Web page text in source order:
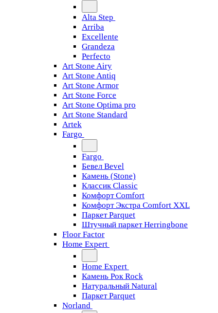
Alta Step
Arriba
Excellente
Grandeza
Perfecto
Art Stone Airy
Art Stone Antiq
Art Stone Armor
Art Stone Force
Art Stone Optima pro
Art Stone Standard
Artek
Fargo
Fargo
Бевел Bevel
Камень (Stone)
Классик Classic
Комфорт Comfort
Комфорт Экстра Comfort XXL
Паркет Parquet
Штучный паркет Herringbone
Floor Factor
Home Expert
Home Expert
Камень Рок Rock
Натуральный Natural
Паркет Parquet
Norland